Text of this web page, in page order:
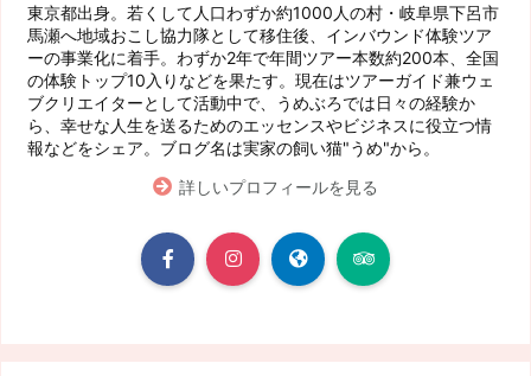
東京都出身。若くして人口わずか約1000人の村・岐阜県下呂市
馬瀬へ地域おこし協力隊として移住後、インバウンド体験ツア
ーの事業化に着手。わずか2年で年間ツアー本数約200本、全国
の体験トップ10入りなどを果たす。現在はツアーガイド兼ウェ
ブクリエイターとして活動中で、うめぶろでは日々の経験か
ら、幸せな人生を送るためのエッセンスやビジネスに役立つ情
報などをシェア。ブログ名は実家の飼い猫"うめ"から。
詳しいプロフィールを見る